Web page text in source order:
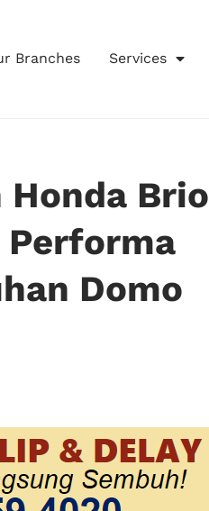
Branches Services
Honda Brio
Domo